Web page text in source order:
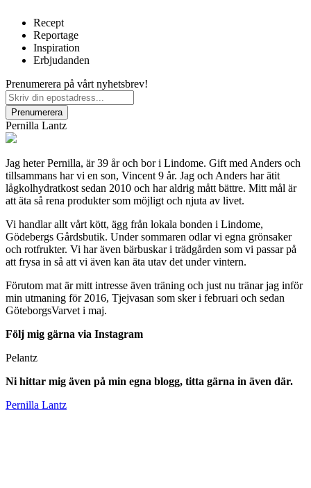
Recept
Reportage
Inspiration
Erbjudanden
Prenumerera på vårt nyhetsbrev!
Pernilla Lantz
Jag heter Pernilla, är 39 år och bor i Lindome. Gift med Anders och
tillsammans har vi en son, Vincent 9 år. Jag och Anders har ätit
lågkolhydratkost sedan 2010 och har aldrig mått bättre. Mitt mål är
att äta så rena produkter som möjligt och njuta av livet.
Vi handlar allt vårt kött, ägg från lokala bonden i Lindome,
Gödebergs Gårdsbutik. Under sommaren odlar vi egna grönsaker
och rotfrukter. Vi har även bärbuskar i trädgården som vi passar på
att frysa in så att vi även kan äta utav det under vintern.
Förutom mat är mitt intresse även träning och just nu tränar jag inför
min utmaning för 2016, Tjejvasan som sker i februari och sedan
GöteborgsVarvet i maj.
Följ mig gärna via Instagram
Pelantz
Ni hittar mig även på min egna blogg, titta gärna in även där.
Pernilla Lantz